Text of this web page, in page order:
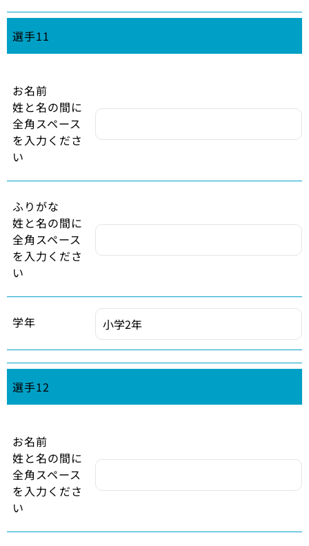
選手11
お名前
姓と名の間に
全角スペース
を入力くださ
い
ふりがな
姓と名の間に
全角スペース
を入力くださ
い
学年
選手12
お名前
姓と名の間に
全角スペース
を入力くださ
い